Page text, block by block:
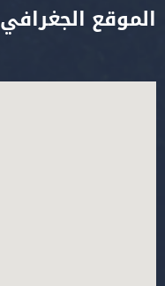
الموقع الجغرافي